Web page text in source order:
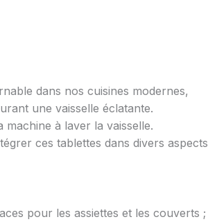
dans nos cuisines modernes,
une vaisselle éclatante.
machine à laver la vaisselle.
ces tablettes dans divers aspects
pour les assiettes et les couverts ;